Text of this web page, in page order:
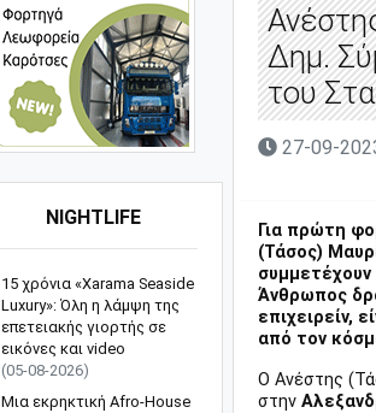
NIGHTLIFE
15 χρόνια «Xarama Seaside
Luxury»: Όλη η λάμψη της
επετειακής γιορτής σε
εικόνες και video
(05-08-2026)
Μια εκρηκτική Afro-House
Δημ.
του
27-09-
Για πρώτη
(Τάσος)
Άνθρωπος
επιχειρείν,
από τον
Ο Ανέστης
στην